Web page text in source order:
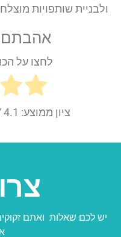
ולבניית שותפויות
אהבתם
לחצו על
ציון ממוצע: 4.1
/ 5.
יש לכם שאלות ואתם